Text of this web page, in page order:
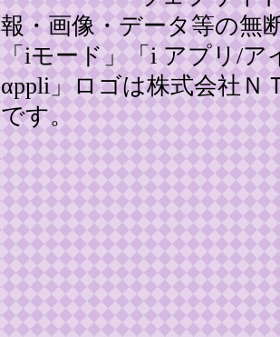
報・画像・データ等の無
「iモード」「i アプリ/ア
αppli」ロゴは株式会社Ｎ
です。